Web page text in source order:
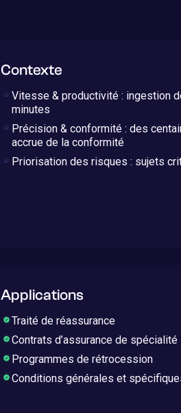
Contexte
Vitesse & productivité : ingestion
minutes
Précision & conformité : des
accrue de la conformité
Priorisation des risques : sujets
Applications
Traité de réassurance
Contrats d’assurance de spécialité
Programmes de rétrocession
Conditions générales et